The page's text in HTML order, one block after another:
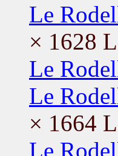
Le
× 1628
Le
Le
× 1664
Le